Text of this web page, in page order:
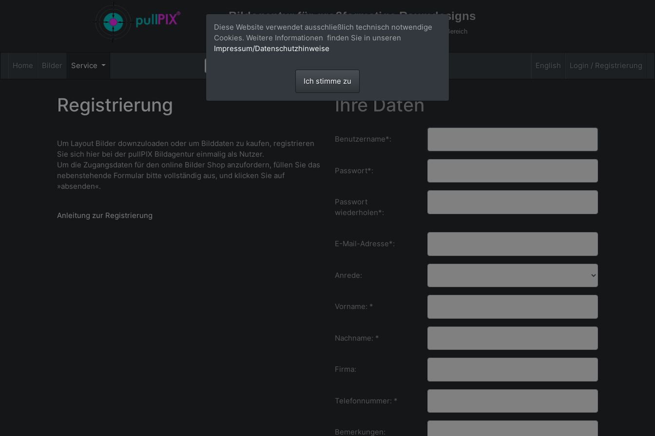
Bildagentur für großformatige Raumdesigns
Großformatige Bilder - über 100 Meter große 'largeformat' Fotos im Gigapixel Bereich
Home Bilder Service English Login / Registrierung
Registrierung
Um Layout Bilder downzuloaden oder um Bilddaten zu kaufen, registrieren
Sie sich hier bei der pullPIX Bildagentur einmalig als Nutzer.
Um die Zugangsdaten für den online Bilder Shop anzufordern, füllen Sie das
nebenstehende Formular bitte vollständig aus, und klicken Sie auf
»absenden«.
Anleitung zur Registrierung
Ihre Daten
Benutzername*:
Passwort*:
Passwort
wiederholen*:
E-Mail-Adresse*:
Anrede:
Vorname: *
Nachname: *
Firma:
Telefonnummer: *
Bemerkungen:
Diese Website verwendet ausschließlich technisch notwendige
Cookies. Weitere Informationen finden Sie in unseren
Impressum/Datenschutzhinweise
Ich stimme zu